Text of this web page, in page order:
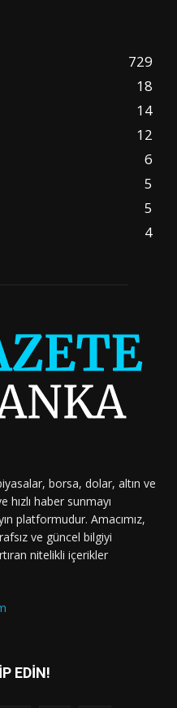
729
18
14
12
6
5
5
4
borsa, dolar, altın ve
haber sunmayı
platformudur. Amacımız,
ve güncel bilgiyi
nitelikli içerikler
EDİN!